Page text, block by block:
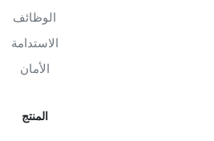
الوظائف
الاستدامة
الأمان
المنتج